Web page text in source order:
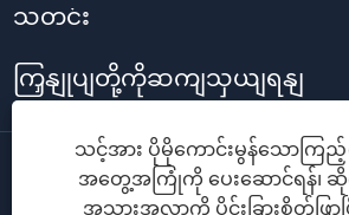
သတင်း
ကြှနျုပျတို့ကိုဆကျသှယျရနျ
မူပိုင်ခွင့်© 2025 Changzhou Hanghou
Hanghoolor righeroor © Ltd. အခွင့်အ
သင့်အား ပိုမိုကောင်းမွန်သောကြ
အတွေ့အကြုံကို ပေးဆောင်ရန်၊